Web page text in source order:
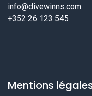
info@divewinns.com
+352 26 123 545
Mentions